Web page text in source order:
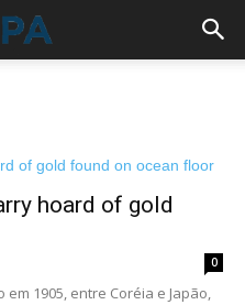
hoard of gold
0
1905, entre Coréia e Japão,